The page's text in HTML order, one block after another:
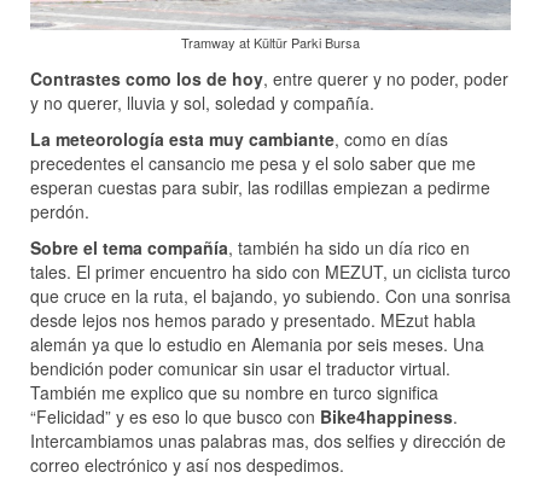
Tramway at Kültür Parki Bursa
Contrastes como los de hoy, entre querer y no poder, poder
y no querer, lluvia y sol, soledad y compañía.
La meteorología esta muy cambiante, como en días
precedentes el cansancio me pesa y el solo saber que me
esperan cuestas para subir, las rodillas empiezan a pedirme
perdón.
Sobre el tema compañía, también ha sido un día rico en
tales. El primer encuentro ha sido con MEZUT, un ciclista turco
que cruce en la ruta, el bajando, yo subiendo. Con una sonrisa
desde lejos nos hemos parado y presentado. MEzut habla
alemán ya que lo estudio en Alemania por seis meses. Una
bendición poder comunicar sin usar el traductor virtual.
También me explico que su nombre en turco significa
“Felicidad” y es eso lo que busco con Bike4happiness.
Intercambiamos unas palabras mas, dos selfies y dirección de
correo electrónico y así nos despedimos.